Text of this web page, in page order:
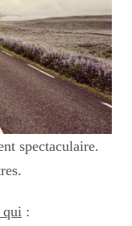
spectaculaire.
qui :